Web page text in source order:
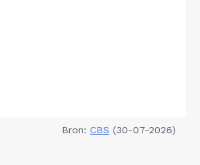
Bron: CBS (30-07-2026)